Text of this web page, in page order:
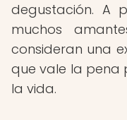
degustación. A
muchos
consideran una
que vale la pena
la vida.